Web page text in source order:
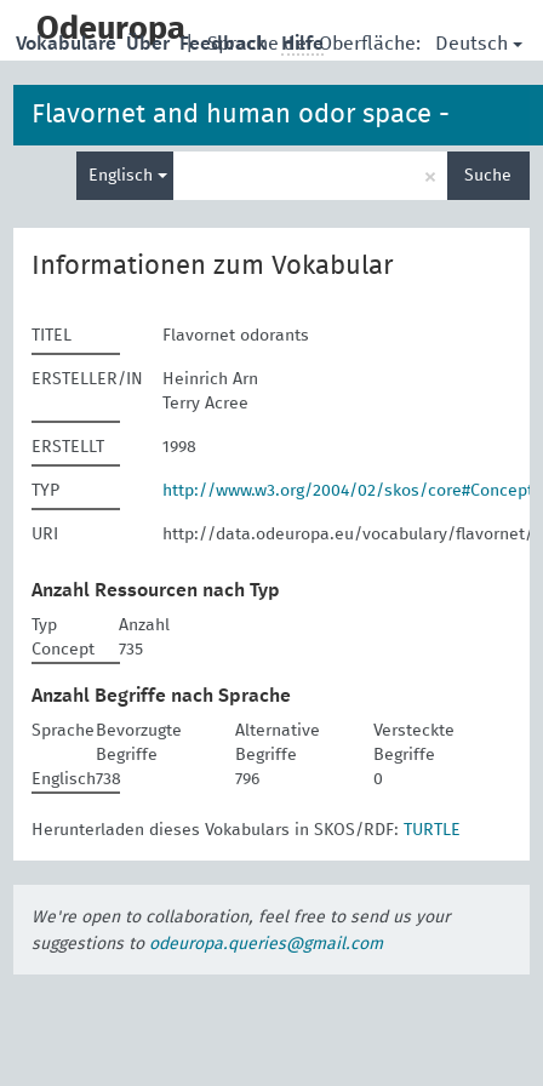
main
Odeuropa| Sprache der Oberfläche: Deutsch
Vokabulare Über Feedback Hilfe
Flavornet and human odor space -
odorants
Englisch × Suche
Informationen zum Vokabular
TITEL Flavornet odorants
ERSTELLER/IN
Heinrich Arn
Terry Acree
ERSTELLT 1998
TYP http://www.w3.org/2004/02/skos/
URI http://data.odeuropa.eu/vocabulary/flavornet/
Anzahl Ressourcen nach Typ
Typ
Anzahl
Concept
735
Anzahl Begriffe nach Sprache
Sprache Bevorzugte
Begriffe
Alternative
Begriffe
Versteckte
Begriffe
Englisch738 796 0
Herunterladen dieses Vokabulars in SKOS/RDF: TURTLE
We're open to collaboration, feel free to send us your
suggestions to odeuropa.queries@gmail.com